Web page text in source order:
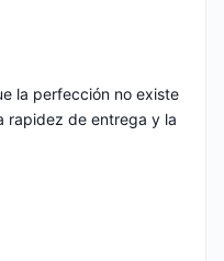
la perfección no existe
rapidez de entrega y la